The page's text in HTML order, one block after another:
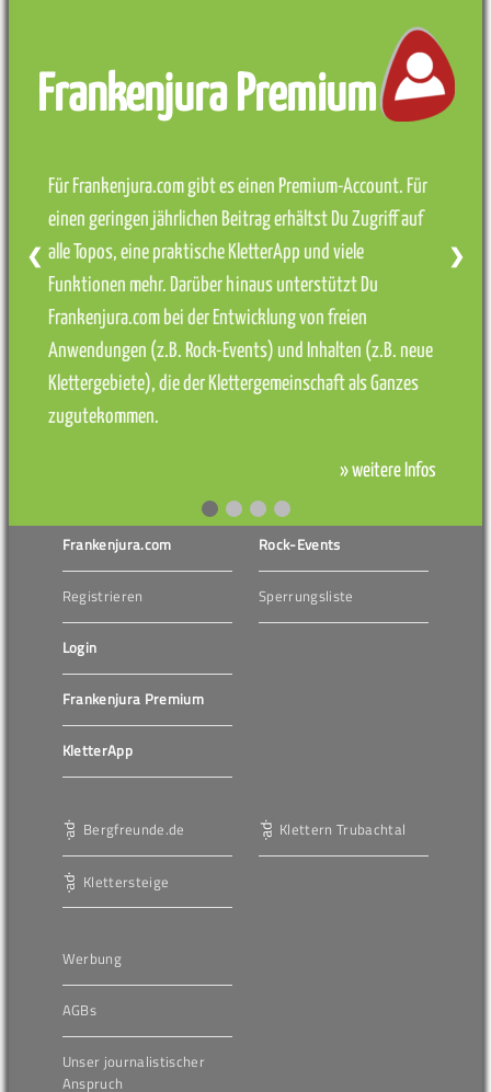
Frankenjura Premium
Für Frankenjura.com gibt es einen Premium-Account. Für
einen geringen jährlichen Beitrag erhältst Du Zugriff auf
alle Topos, eine praktische KletterApp und viele
Funktionen mehr. Darüber hinaus unterstützt Du
Frankenjura.com bei der Entwicklung von freien
Anwendungen (z.B. Rock-Events) und Inhalten (z.B. neue
Klettergebiete), die der Klettergemeinschaft als Ganzes
zugutekommen.
» weitere Infos
❮ ❯
Frankenjura.com
Registrieren
Login
Frankenjura Premium
KletterApp
Rock-Events
Sperrungsliste
Bergfreunde.de
Klettersteige
Klettern Trubachtal
Werbung
AGBs
Unser journalistischer
Anspruch